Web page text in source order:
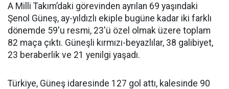
A Milli Takım’daki görevinden ayrılan 69 yaşındaki
Şenol Güneş, ay-yıldızlı ekiple bugüne kadar iki farklı
dönemde 59'u resmi, 23'ü özel olmak üzere toplam
82 maça çıktı. Güneşli kırmızı-beyazlılar, 38 galibiyet,
23 beraberlik ve 21 yenilgi yaşadı.
Türkiye, Güneş idaresinde 127 gol attı, kalesinde 90